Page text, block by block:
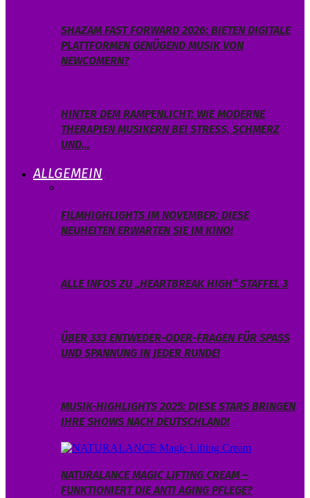
SHAZAM FAST FORWARD 2026: BIETEN DIGITALE
PLATTFORMEN GENÜGEND MUSIK VON
NEWCOMERN?
HINTER DEM RAMPENLICHT: WIE MODERNE
THERAPIEN MUSIKERN BEI STRESS, SCHMERZ
UND…
ALLGEMEIN
FILMHIGHLIGHTS IM NOVEMBER: DIESE
NEUHEITEN ERWARTEN SIE IM KINO!
ALLE INFOS ZU „HEARTBREAK HIGH“ STAFFEL 3
ÜBER 333 ENTWEDER-ODER-FRAGEN FÜR SPASS U
ND SPANNUNG IN JEDER RUNDE!
MUSIK-HIGHLIGHTS 2025: DIESE STARS BRINGEN
IHRE SHOWS NACH DEUTSCHLAND!
NATURALANCE MAGIC LIFTING CREAM –
FUNKTIONIERT DIE ANTI AGING PFLEGE?